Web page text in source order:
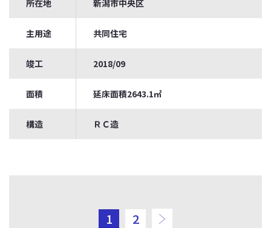
所在地 新潟市中央区
主用途 共同住宅
竣工 2018/09
面積 延床面積2643.1㎡
構造 ＲＣ造
1 2